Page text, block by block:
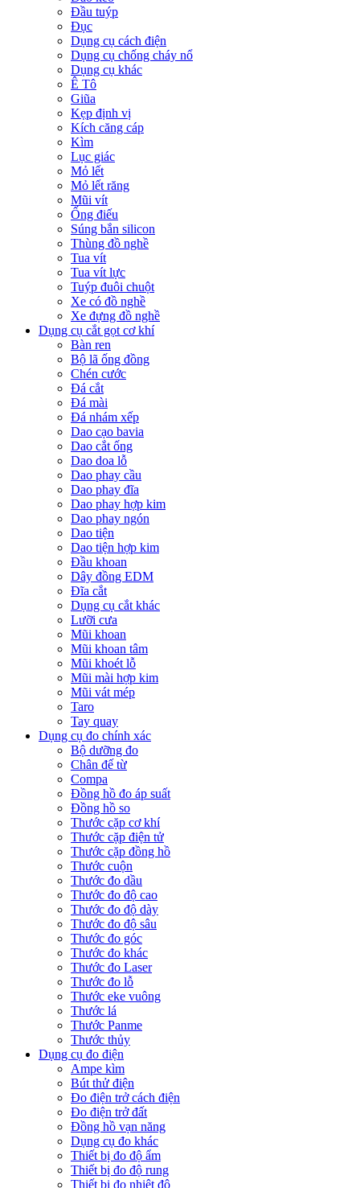
Đầu tuýp
Đục
Dụng cụ cách điện
Dụng cụ chống cháy nổ
Dụng cụ khác
Ê Tô
Giũa
Kẹp định vị
Kích căng cáp
Kìm
Lục giác
Mỏ lết
Mỏ lết răng
Mũi vít
Ống điếu
Súng bắn silicon
Thùng đồ nghề
Tua vít
Tua vít lực
Tuýp đuôi chuột
Xe có đồ nghề
Xe đựng đồ nghề
Dụng cụ cắt gọt cơ khí
Bàn ren
Bộ lã ống đồng
Chén cước
Đá cắt
Đá mài
Đá nhám xếp
Dao cạo bavia
Dao cắt ống
Dao doa lỗ
Dao phay cầu
Dao phay đĩa
Dao phay hợp kim
Dao phay ngón
Dao tiện
Dao tiện hợp kim
Đầu khoan
Dây đồng EDM
Đĩa cắt
Dụng cụ cắt khác
Lưỡi cưa
Mũi khoan
Mũi khoan tâm
Mũi khoét lỗ
Mũi mài hợp kim
Mũi vát mép
Taro
Tay quay
Dụng cụ đo chính xác
Bộ dưỡng đo
Chân đế từ
Compa
Đồng hồ đo áp suất
Đồng hồ so
Thước cặp cơ khí
Thước cặp điện tử
Thước cặp đồng hồ
Thước cuộn
Thước đo dầu
Thước đo độ cao
Thước đo độ dày
Thước đo độ sâu
Thước đo góc
Thước đo khác
Thước đo Laser
Thước đo lỗ
Thước eke vuông
Thước lá
Thước Panme
Thước thủy
Dụng cụ đo điện
Ampe kìm
Bút thử điện
Đo điện trở cách điện
Đo điện trở đất
Đồng hồ vạn năng
Dụng cụ đo khác
Thiết bị đo độ ẩm
Thiết bị đo độ rung
Thiết bị đo nhiệt độ